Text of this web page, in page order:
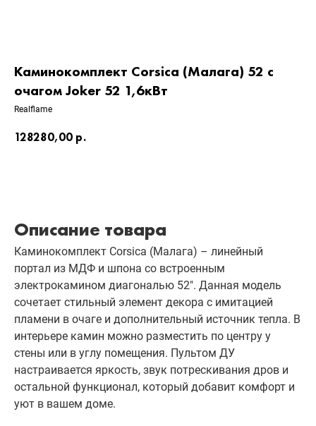
Каминокомплект Corsica (Малага) 52 с
очагом Joker 52 1,6кВт
Realflame
128280,00 р.
Описание товара
Каминокомплект Corsica (Малага) – линейный
портал из МДФ и шпона со встроенным
электрокамином диагональю 52″. Данная модель
сочетает стильный элемент декора с имитацией
пламени в очаге и дополнительный источник тепла. В
интерьере камин можно разместить по центру у
стены или в углу помещения. Пультом ДУ
настраивается яркость, звук потрескивания дров и
остальной функционал, который добавит комфорт и
уют в вашем доме.